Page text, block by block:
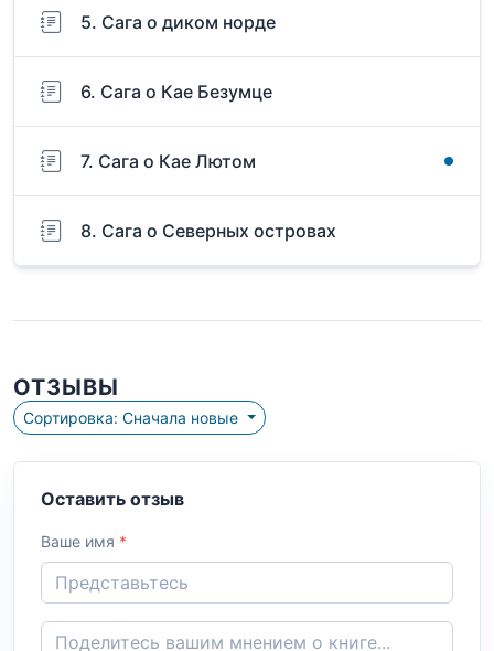
5. Сага о диком норде
6. Сага о Кае Безумце
7. Сага о Кае Лютом
8. Сага о Северных островах
ОТЗЫВЫ
Сортировка: Сначала новые
Оставить отзыв
Ваше имя *